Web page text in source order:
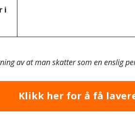
i
av at man skatter som en enslig
Klikk her for å få